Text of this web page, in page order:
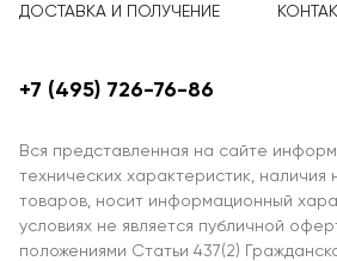
ДОСТАВКА И ПОЛУЧЕНИЕ
Вся представленная на сайте
технических характеристик, наличия
товаров, носит информационный
условиях не является публичной
положениями Статьи 437(2)
+7 (495) 726-76-86